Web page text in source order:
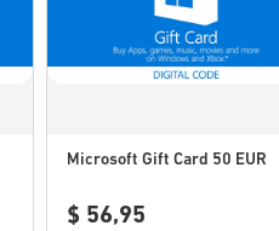
Microsoft Gift Card 50 EUR
$ 56,95